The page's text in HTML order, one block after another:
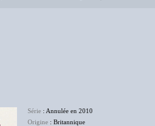
Série : Annulée en 2010
Origine : Britannique